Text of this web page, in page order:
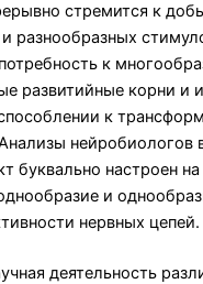
стремится к
разнообразных
к
развитийные корни и
к
нейробиологов
буквально настроен
и
нервных цепей.
деятельность